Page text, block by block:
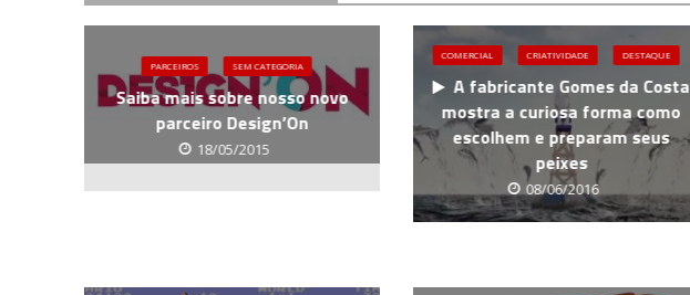
PARCEIROS SEM CATEGORIA
Saiba mais sobre nosso novo
parceiro Design’On
18/05/2015
COMERCIAL CRIATIVIDADE DESTAQUE
A fabricante Gomes da Costa
mostra a curiosa forma como
escolhem e preparam seus
peixes
08/06/2016